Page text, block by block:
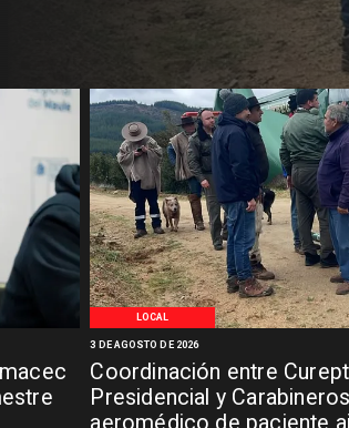
LOCAL
Coordinación entre
Presidencial y
aeromédico de paciente
3 DE AGOSTO DE 2026